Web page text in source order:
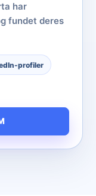
har
fundet deres
profiler